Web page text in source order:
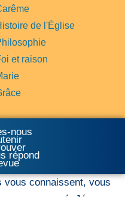
de l'Église
et raison
nous
répond
vous connaissent, vous